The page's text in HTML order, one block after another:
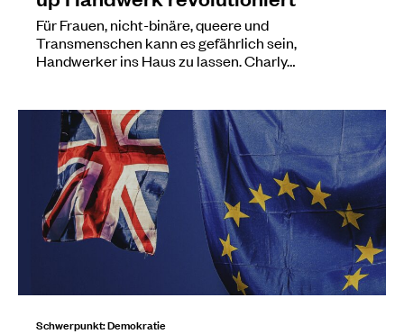
Für Frauen, nicht-binäre, queere und
Transmenschen kann es gefährlich sein,
Handwerker ins Haus zu lassen. Charly…
Schwerpunkt: Demokratie